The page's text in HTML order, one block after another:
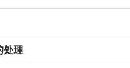
处理